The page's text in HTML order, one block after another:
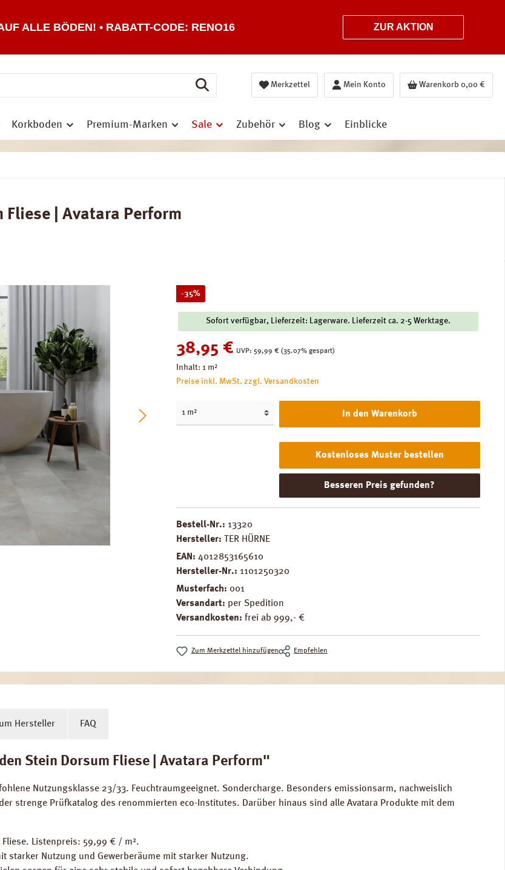
ALLE BÖDEN! • RABATT-CODE: RENO16 ZUR AKTION
Merkzettel Mein Konto Warenkorb 0,00 €
Korkboden Premium-Marken Sale Zubehör Blog Einblicke
Fliese | Avatara Perform
-35%Rabatt
Sofort verfügbar, Lieferzeit: Lagerware. Lieferzeit ca. 2-5 Werktage.
Verkaufspreis:
38,95 € UVP: Regulärer Preis:
59,99 € (35.07% gespart)
Inhalt: 1 m²
Preise inkl. MwSt. zzgl. Versandkosten
In den Warenkorb
Kostenloses Muster bestellen
Besseren Preis gefunden?
Bestell-Nr.: 13320
Hersteller:
TER HÜRNE
EAN: 4012853165610
Hersteller-Nr.: 1101250320
Musterfach: 001
Versandart: per Spedition
Versandkosten: frei ab 999,- €
Zum Merkzettel hinzufügen Empfehlen
Hersteller FAQ
Stein Dorsum Fliese | Avatara Perform"
Nutzungsklasse 23/33. Feuchtraumgeeignet. Sondercharge. Besonders emissionsarm, nachweislich
strenge Prüfkatalog des renommierten eco-Institutes. Darüber hinaus sind alle Avatara Produkte mit dem
Fliese. Listenpreis: 59,99 € / m².
starker Nutzung und Gewerberäume mit starker Nutzung.